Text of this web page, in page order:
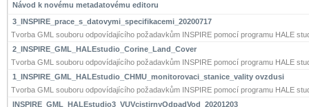
Návod k novému metadatovému editoru
3_INSPIRE_prace_s_datovymi_specifikacemi_20200717
Tvorba GML souboru odpovídajícího požadavkům INSPIRE pomocí programu HALE
2_INSPIRE_GML_HALEstudio_Corine_Land_Cover
Tvorba GML souboru odpovídajícího požadavkům INSPIRE pomocí programu HALE
1_INSPIRE_GML_HALEstudio_CHMU_monitorovaci_stanice_vality ovzdusi
Tvorba GML souboru odpovídajícího požadavkům INSPIRE pomocí programu HALE
INSPIRE_GML_HALEstudio3_VUVcistirnyOdpadVod_20201203